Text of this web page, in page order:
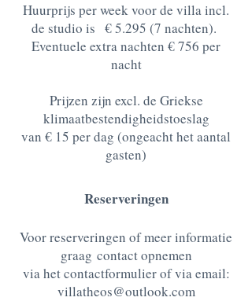
Huurprijs per week voor de villa incl.
de studio is € 5.295 (7 nachten).
Eventuele extra nachten € 756 per
nacht
Prijzen zijn excl. de Griekse
klimaatbestendigheidstoeslag
van € 15 per dag (ongeacht het aantal
gasten)
Reserveringen
Voor reserveringen of meer informatie
graag contact opnemen
via het contactformulier of via email:
villatheos@outlook.com